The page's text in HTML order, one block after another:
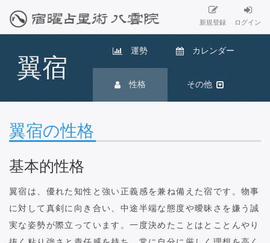
新規登録 ログイン
翼宿
運勢 カレンダー
性格 その他
翼宿の性格
基本的性格
翼宿は、優れた知性と強い正義感を兼ね備えた宿です。物事
に対して真剣に向き合い、中途半端な態度や曖昧さを嫌う誠
実な姿勢が際立っています。一度決めたことはとことんやり